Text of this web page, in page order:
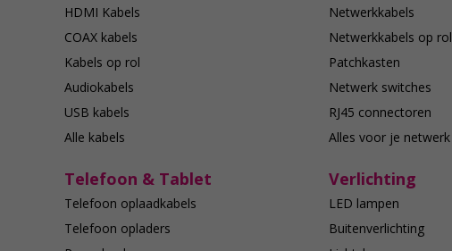
HDMI Kabels
COAX kabels
Kabels op rol
Audiokabels
USB kabels
Alle kabels
Netwerkkabels
Netwerkkabels op rol
Patchkasten
Netwerk switches
RJ45 connectoren
Alles voor je netwerk
Telefoon & Tablet
Telefoon oplaadkabels
Telefoon opladers
Verlichting
LED lampen
Buitenverlichting